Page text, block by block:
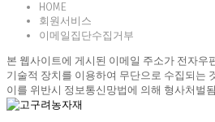
HOME
회원서비스
이메일집단수집거부
본 웹사이트에 게시된 이메일 주소가 전자우
기술적 장치를 이용하여 무단으로 수집되는
이를 위반시 정보통신망법에 의해 형사처벌됨